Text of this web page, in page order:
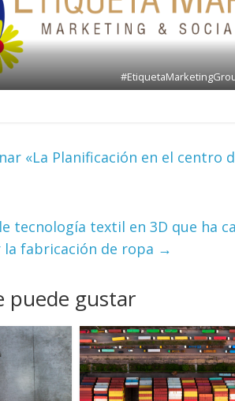
«La Planificación en el centro
tecnología textil en 3D que ha
fabricación de ropa →
puede gustar